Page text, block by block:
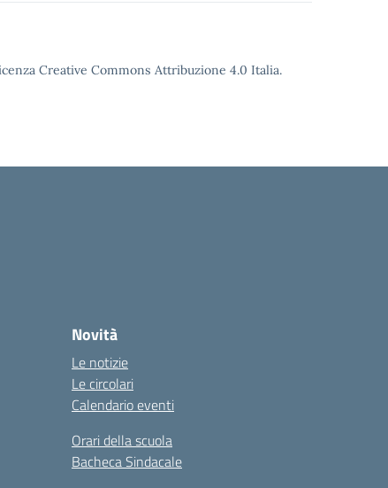
Creative Commons Attribuzione 4.0 Italia.
Novità
Le notizie
Le circolari
Calendario eventi
Orari della scuola
Bacheca Sindacale